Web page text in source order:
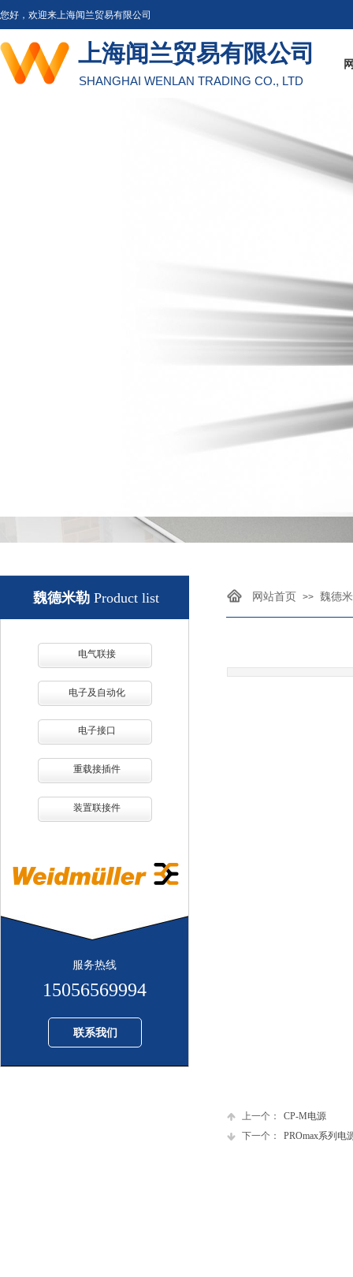
您好，欢迎来上海闻兰贸易有限公司
上海闻兰贸易有限公司
SHANGHAI WENLAN TRADING CO., LTD
工
通过魏德米勒综
通过魏德米勒综
网站首页 >> 魏德
魏德米勒 Product list
电气联接
电子及自动化
电子接口
重载接插件
装置联接件
服务热线
15056569994
联系我们
上一个：
CP-M电源
下一个：
PROmax系列电